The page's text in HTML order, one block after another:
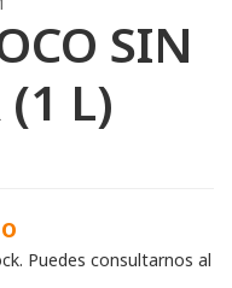
SIN
(1 L)
Puedes consultarnos al